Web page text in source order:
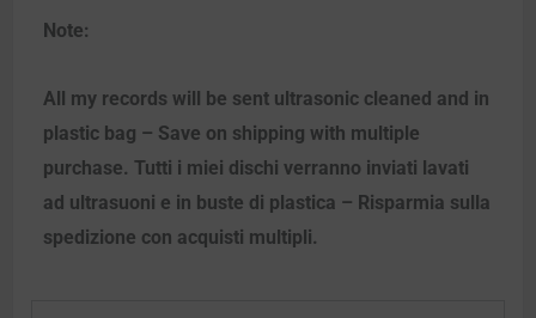
Note:
All my records will be sent ultrasonic cleaned and in
plastic bag – Save on shipping with multiple
purchase. Tutti i miei dischi verranno inviati lavati
ad ultrasuoni e in buste di plastica – Risparmia sulla
spedizione con acquisti multipli.